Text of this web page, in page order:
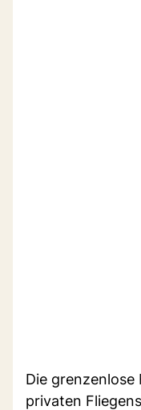
Die
privaten